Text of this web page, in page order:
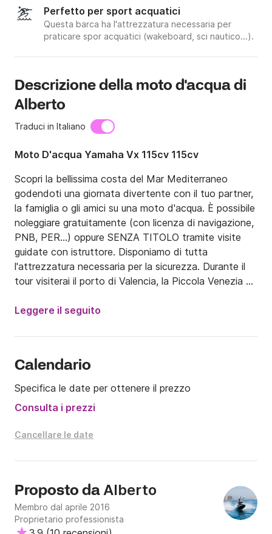
Perfetto per sport acquatici
Questa barca ha l'attrezzatura necessaria per
praticare spor acquatici (wakeboard, sci nautico...).
Descrizione della moto d'acqua di
Alberto
Traduci in Italiano
Moto D'acqua Yamaha Vx 115cv 115cv
Scopri la bellissima costa del Mar Mediterraneo
godendoti una giornata divertente con il tuo partner,
la famiglia o gli amici su una moto d'acqua. È possibile
noleggiare gratuitamente (con licenza di navigazione,
PNB, PER...) oppure SENZA TITOLO tramite visite
guidate con istruttore. Disponiamo di tutta
l'attrezzatura necessaria per la sicurezza. Durante il
tour visiterai il porto di Valencia, la Piccola Venezia o
anche barche. Ti garantiamo il piacere di trascorrere
dal traffico cittadino.
NOLEGGIA IL TUO MOTO D'ACQUA DA 35€!!!
1 ora 130€
PREZZI GRATUITI
1 ora 115€
2 ore 199€
4 ore 399€
Leggere il seguito
Calendario
Specifica le date per ottenere il prezzo
Consulta i prezzi
Cancellare le date
Proposto daAlberto
Membro dal aprile 2016
Proprietario professionista